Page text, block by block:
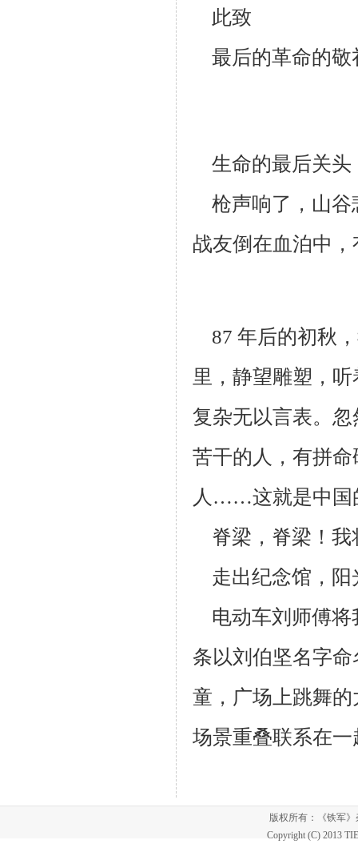
此致
最后的革命的敬
生命的最后关头
枪声响了，山谷
战友倒在血泊中
87 年后的初秋
里，静望雕塑，
复杂无以言表。
苦干的人，有拼命
人……这就是中
脊梁，脊梁！我
走出纪念馆，阳
电动车刘师傅将
条以刘伯坚名字
童，广场上跳舞
场景重叠联系在
版权所有：《铁军
Copyright (C) 2013